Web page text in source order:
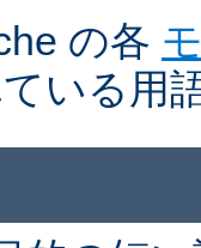
の各
いる用